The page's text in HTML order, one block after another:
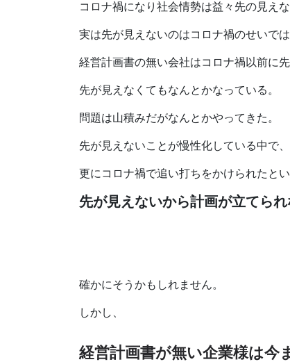
コロナ禍になり社会情勢は益々先の見え
実は先が見えないのはコロナ禍のせいでは
経営計画書の無い会社はコロナ禍以前に
先が見えなくてもなんとかなっている。
問題は山積みだがなんとかやってきた。
先が見えないことが慢性化している中で、
更にコロナ禍で追い打ちをかけられたとい
先が見えないから計画が立てら
確かにそうかもしれません。
しかし、
経営計画書が無い企業様は今